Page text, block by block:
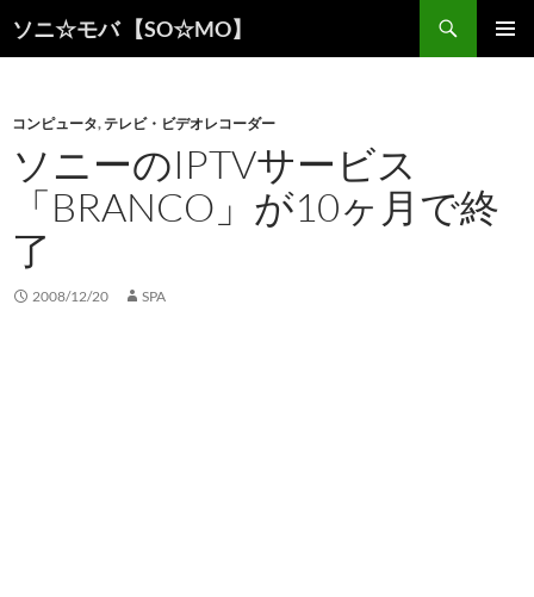
ソニ☆モバ 【SO☆MO】
索
ン
ツ
へ
プ
コンピュータ,テレビ・ビデオレコーダー
ソニーのIPTVサービス
「BRANCO」が10ヶ月で終
了
2008/12/20 SPA